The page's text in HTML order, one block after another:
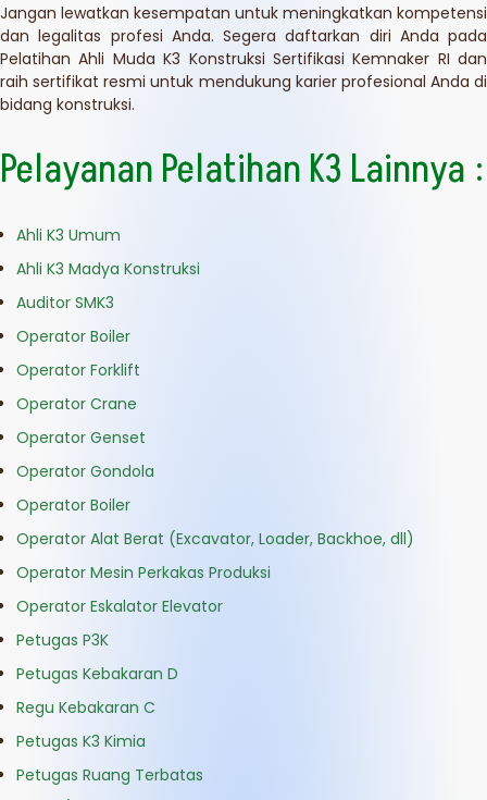
Jangan lewatkan kesempatan untuk meningkatkan kompetensi
dan legalitas profesi Anda. Segera daftarkan diri Anda pada
Pelatihan Ahli Muda K3 Konstruksi Sertifikasi Kemnaker RI dan
raih sertifikat resmi untuk mendukung karier profesional Anda di
bidang konstruksi.
Pelayanan Pelatihan K3 Lainnya :
Ahli K3 Umum
Ahli K3 Madya Konstruksi
Auditor SMK3
Operator Boiler
Operator Forklift
Operator Crane
Operator Genset
Operator Gondola
Operator Boiler
Operator Alat Berat (Excavator, Loader, Backhoe, dll)
Operator Mesin Perkakas Produksi
Operator Eskalator Elevator
Petugas P3K
Petugas Kebakaran D
Regu Kebakaran C
Petugas K3 Kimia
Petugas Ruang Terbatas